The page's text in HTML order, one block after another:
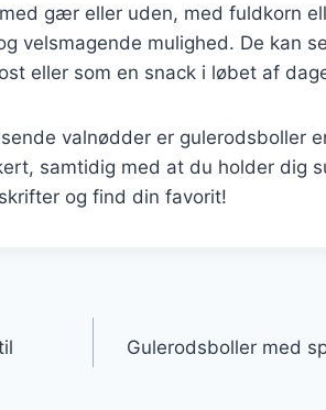
gær eller uden, med fuldkorn
velsmagende mulighed. De kan
eller som en snack i løbet af
valnødder er gulerodsboller
samtidig med at du holder dig
og find din favorit!
Gulerodsboller med